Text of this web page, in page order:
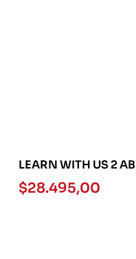
LEARN WITH US 2 AB
$28.495,00